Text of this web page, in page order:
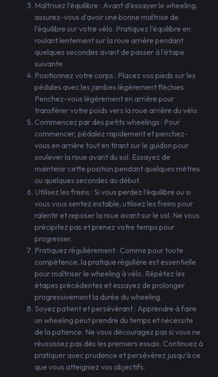
Maîtrisez l’équilibre : Avant d’essayer le wheeling,
assurez-vous d’avoir une bonne maîtrise de
l’équilibre sur votre vélo. Pratiquez l’équilibre en
roulant lentement sur la roue arrière pendant
quelques secondes avant de passer à l’étape
suivante.
Positionnez votre corps : Placez vos pieds sur les
pédales avec les jambes légèrement fléchies.
Penchez-vous légèrement en arrière pour
transférer votre poids vers la roue arrière du vélo.
Commencez par des petits wheelings : Pour
commencer, pédalez rapidement et penchez-
vous en arrière tout en tirant sur le guidon pour
soulever la roue avant du sol. Essayez de
maintenir cette position pendant quelques mètres
ou quelques secondes au début.
Utilisez les freins : Si vous perdez l’équilibre ou si
vous vous sentez instable, utilisez les freins pour
ralentir et reposer la roue avant sur le sol. Ne vous
précipitez pas et prenez votre temps pour
progresser.
Pratiquez régulièrement : Comme pour toute
compétence, la pratique régulière est essentielle
pour maîtriser le wheeling à vélo. Répétez les
étapes précédentes et essayez de prolonger
progressivement la durée du wheeling.
Soyez patient et persévérant : Apprendre à faire
un wheeling peut prendre du temps et nécessite
de la patience. Ne vous découragez pas si vous ne
réussissez pas dès les premiers essais. Continuez à
pratiquer avec prudence et persévérez jusqu’à ce
que vous atteigniez vos objectifs.